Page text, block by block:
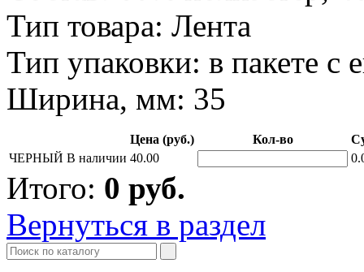
Тип товара: Лента
Тип упаковки: в пакете с
Ширина, мм: 35
Цена (руб.) Кол-во
ЧЕРНЫЙ В наличии 40.00
Итого: 0 руб.
Вернуться в раздел